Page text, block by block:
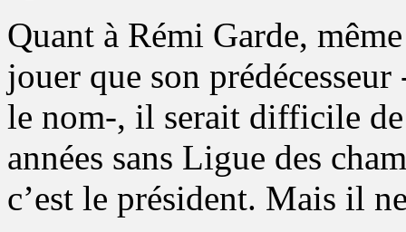
Quant à Rémi Garde,
jouer que son
le nom-, il serait difficile de
années sans Ligue des
c’est le président. Mais il